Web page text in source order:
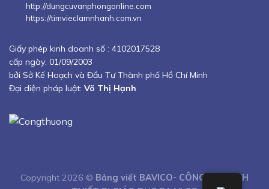
http://dungcuvanphongonline.com
https://timvieclamnhanh.com.vn
Giấy phép kinh doanh số : 4102017528
cấp ngày: 01/09/2003
bởi Sở Kế Hoạch và Đầu Tư Thành phố Hồ Chí Minh
Đại diện pháp luật: Võ Thị Hạnh
Copyright 2026 © Bảng viết BAVICO- CÔNG TY TNHH